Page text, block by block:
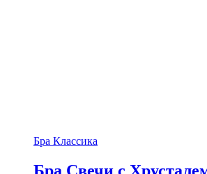
Бра Классика
Бра Свечи с